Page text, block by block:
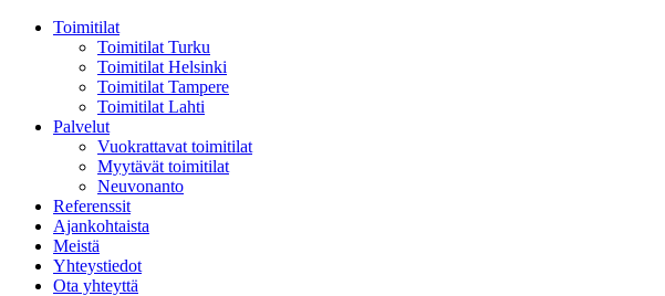
Toimitilat
Toimitilat Turku
Toimitilat Helsinki
Toimitilat Tampere
Toimitilat Lahti
Palvelut
Vuokrattavat toimitilat
Myytävät toimitilat
Neuvonanto
Referenssit
Ajankohtaista
Meistä
Yhteystiedot
Ota yhteyttä